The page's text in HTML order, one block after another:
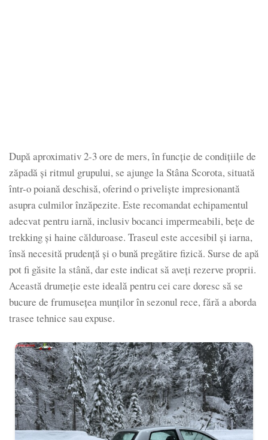
După aproximativ 2-3 ore de mers, în funcție de condițiile de
zăpadă și ritmul grupului, se ajunge la Stâna Scorota, situată
într-o poiană deschisă, oferind o priveliște impresionantă
asupra culmilor înzăpezite. Este recomandat echipamentul
adecvat pentru iarnă, inclusiv bocanci impermeabili, bețe de
trekking și haine călduroase. Traseul este accesibil și iarna,
însă necesită prudență și o bună pregătire fizică. Surse de apă
pot fi găsite la stână, dar este indicat să aveți rezerve proprii.
Această drumeție este ideală pentru cei care doresc să se
bucure de frumusețea munților în sezonul rece, fără a aborda
trasee tehnice sau expuse.